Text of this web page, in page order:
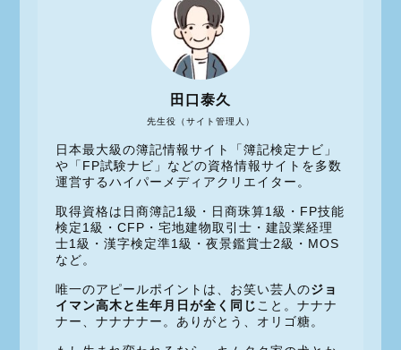
先生役（サイト管理人）
田口泰久
日本最大級の簿記情報サイト「簿記検定ナビ」
や「FP試験ナビ」などの資格情報サイトを多数
運営するハイパーメディアクリエイター。
取得資格は日商簿記1級・日商珠算1級・FP技能
検定1級・CFP・宅地建物取引士・建設業経理
士1級・漢字検定準1級・夜景鑑賞士2級・MOS
など。
唯一のアピールポイントは、お笑い芸人のジョ
イマン高木と生年月日が全く同じ こと。ナナナ
ナー、ナナナナー。ありがとう、オリゴ糖。